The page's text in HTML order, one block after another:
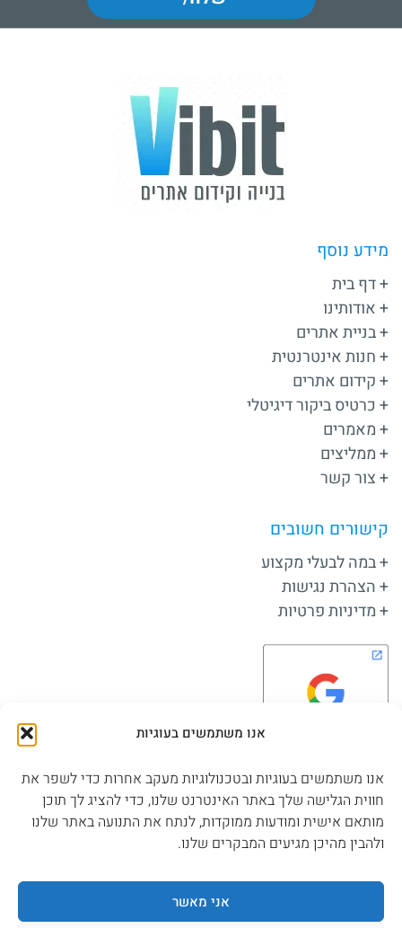
אנו משתמשים בעוגיות
אנו משתמשים בעוגיות ובטכנולוגיות מעקב אחרות כדי לשפר את
חווית הגלישה שלך באתר האינטרנט שלנו, כדי להציג לך תוכן
מותאם אישית ומודעות ממוקדות, לנתח את התנועה באתר שלנו
ולהבין מהיכן מגיעים המבקרים שלנו.
אני מאשר
מידע נוסף
דף בית
אודותינו
בניית אתרים
חנות אינטרנטית
קידום אתרים
כרטיס ביקור דיגיטלי
מאמרים
ממליצים
צור קשר
קישורים חשובים
במה לבעלי מקצוע
הצהרת נגישות
מדיניות פרטיות
שלחו הודעה